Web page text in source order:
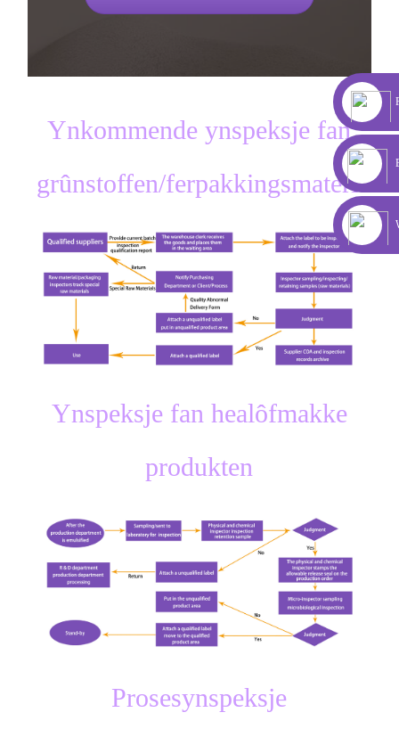
Ynkommende ynspeksje fan
grûnstoffen/
Ynspeksje fan healôfmakke
produkten
Prosesynspeksje